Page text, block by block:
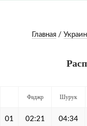
Главная/
Фаджр Шурук
01 02:21 04:34